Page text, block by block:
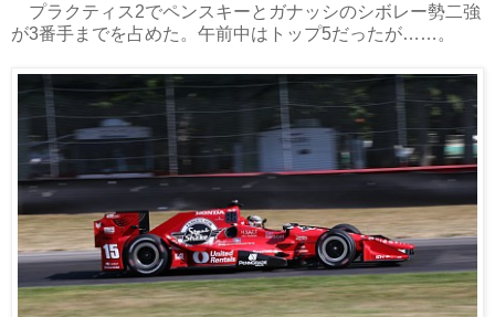
プラクティス2でペンスキーとガナッシのシボレー勢二強
が3番手までを占めた。午前中はトップ5だったが……。